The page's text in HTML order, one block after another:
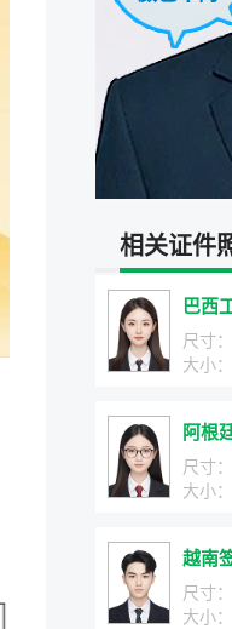
相关证件
巴西
尺寸：
大小：
阿根
尺寸：
大小：
越南
尺寸：
大小：